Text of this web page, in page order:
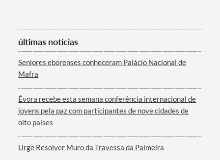
últimas notícias
Seniores eborenses conheceram Palácio Nacional de
Mafra
Évora recebe esta semana conferência internacional de
jovens pela paz com participantes de nove cidades de
oito países
Urge Resolver Muro da Travessa da Palmeira